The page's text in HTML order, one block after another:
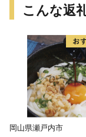
こんな返
岡山県瀬戸内市